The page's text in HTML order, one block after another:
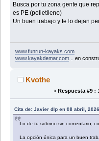
Busca por tu zona gente que
es PE (polietileno)
Un buen trabajo y te lo dejan
www.funrun-kayaks.com
www.kayakdemar.com... en
Kvothe
« Respuesta #9 :
Cita de: Javier dlp en 08 abril,
Lo de tu sobrino sin comentario,
La opción única para un buen